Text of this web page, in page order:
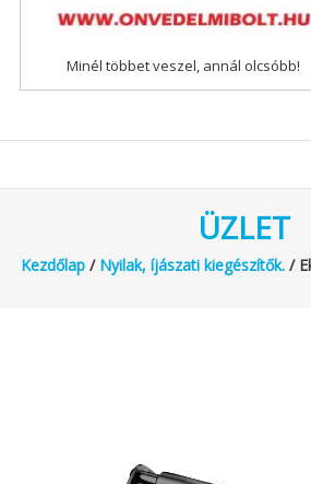
Minél többet veszel, annál olcsóbb!
ÜZLET
Kezdőlap/ Nyilak, íjászati kiegészítők./